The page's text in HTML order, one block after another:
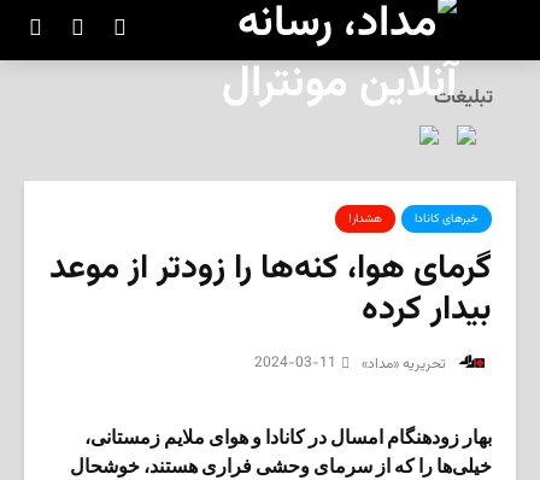
تبلیغات
خبرهای کانادا هشدار!
گرمای هوا، کنه‌ها را زودتر از موعد
بیدار کرده
‌ تحریریه «مداد» 2024-03-11
بهار زودهنگام امسال در کانادا و هوای ملایم زمستانی،
خیلی‌ها را که از سرمای وحشی فراری هستند، خوشحال